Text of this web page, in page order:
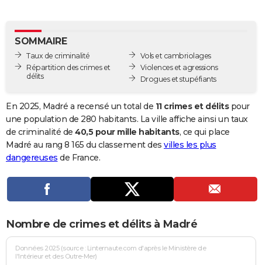
GUIDES D'ACHAT
BONS PLANS
Carte de Noël
Carte Bonne année
Carte Saint-Valentin
Carte Pâques
Carte d'anniversaire
DICTIONNAIRE
Dictionnaire
Biographies
Citations
Expressions
Proverbes
PROGRAMME TV
COPAINS D'AVANT
S'inscrire
Se connecter
Lycées
Collèges
Primaires
Universités
Entreprises
Service militaire
Avis de recherche
AVIS DE DÉCÈS
FORUM
Bricolage
Lifestyle
Culture
Sport
Auto
Television
Voyage
Cinema
SOMMAIRE
Taux de criminalité
Répartition des crimes et
délits
Vols et cambriolages
Violences et agressions
Drogues et stupéfiants
En 2025, Madré a recensé un total de 11 crimes et délitspour
une population de 280 habitants. La ville affiche ainsi un taux
de criminalité de 40,5 pour mille habitants, ce qui place
Madré au rang 8 165 du classement des villes les plus
dangereuses de France.
Nombre de crimes et délits à Madré
Données 2025 (source : Linternaute.com d'après le Ministère de
l'Intérieur et des Outre-Mer)